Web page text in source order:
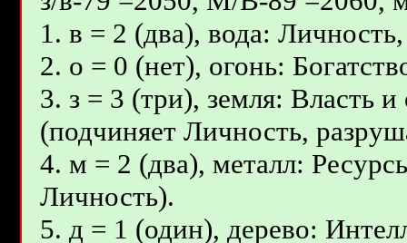
1. в = 2 (два), вода:
2. о = 0 (нет), огонь:
3. з = 3 (три), земля: Власть
(подчиняет Личность,
4. м = 2 (два), металл:
Личность).
5. д = 1 (один), дерево: